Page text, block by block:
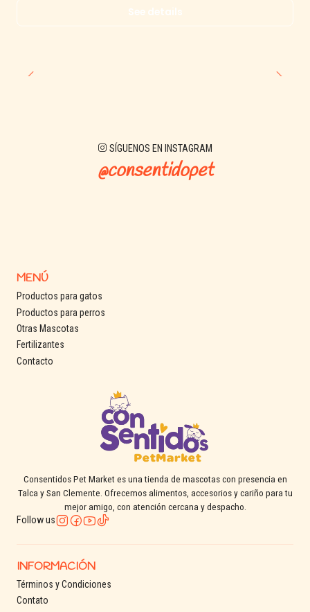
See details
SÍGUENOS EN INSTAGRAM
@consentidopet
MENÚ
Productos para gatos
Productos para perros
Otras Mascotas
Fertilizantes
Contacto
Consentidos Pet Market es una tienda de mascotas con presencia en
Talca y San Clemente. Ofrecemos alimentos, accesorios y cariño para tu
mejor amigo, con atención cercana y despacho.
Follow us
INFORMACIÓN
Términos y Condiciones
Contato